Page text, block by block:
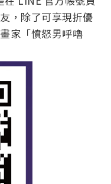
，除了可享現折優
家「憤怒男呼嚕